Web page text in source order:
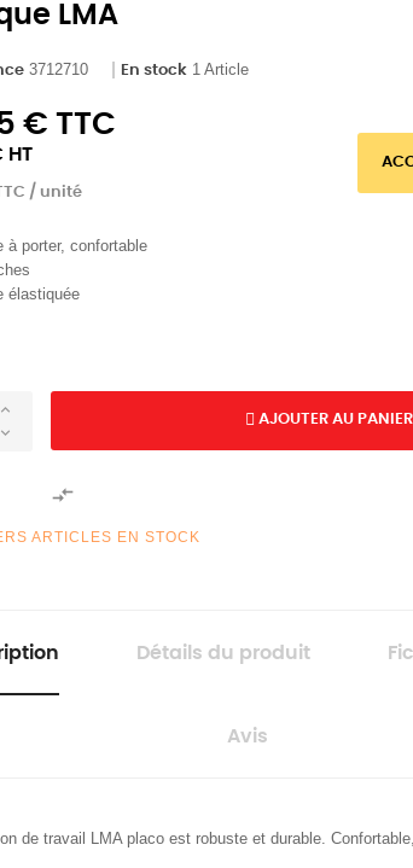
LMA
3712710 En stock 1 Article
€ TTC
HT
/ unité
à porter, confortable
élastiquée
AJOUTER AU PANIER

ARTICLES EN STOCK
Détails du produit
Avis
de travail LMA placo est robuste et durable.